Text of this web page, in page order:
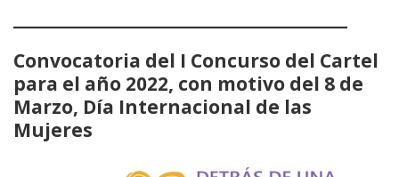
Convocatoria del I Concurso del Cartel
para el año 2022, con motivo del 8 de
Marzo, Día Internacional de las
Mujeres